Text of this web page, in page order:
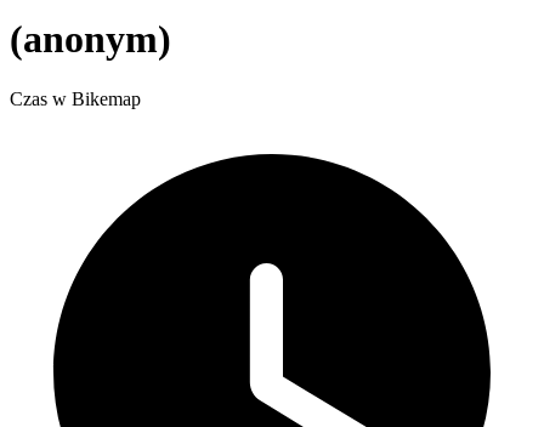
(anonym)
Czas w Bikemap